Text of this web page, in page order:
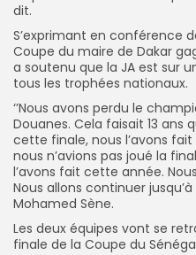
dit.
S’exprimant en conférence
Coupe du maire de Dakar
a soutenu que la JA est sur
tous les trophées nationaux.
‘’Nous avons perdu le
Douanes. Cela faisait 13 ans
cette finale, nous l’avons
nous n’avions pas joué la
l’avons fait cette année.
Nous allons continuer
Mohamed Sène.
Les deux équipes vont se
finale de la Coupe du